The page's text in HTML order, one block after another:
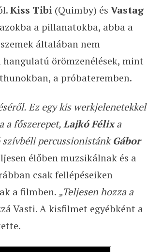
Kiss Tibi(Quimby) és Vastag
a pillanatokba, abba a
általában nem
örömzenélések, mint
a próbateremben.
Ez egy kis werkjelenetekkel
a főszerepet,Lajkó Félixa
percussionistánk Gábor
élőben muzsikálnak és a
csak fellépéseiken
a filmben. „Teljesen hozza a
Vasti. A kisfilmet egyébként a